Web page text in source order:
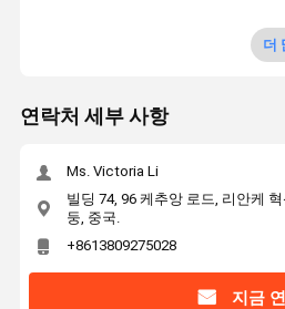
더
연락처 세부 사항
Ms. Victoria Li
빌딩 74, 96 케추앙 로드, 리안케
둥, 중국.
+8613809275028
지금